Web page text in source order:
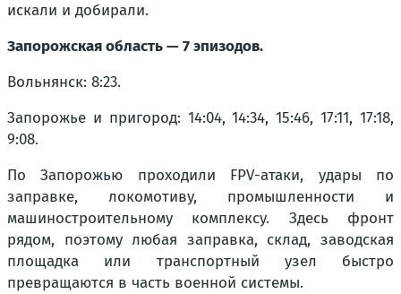
искали и добирали.
Запорожская область — 7 эпизодов.
Вольнянск: 8:23.
Запорожье и пригород: 14:04, 14:34, 15:46, 17:11, 17:18,
9:08.
По Запорожью проходили FPV-атаки, удары по
заправке, локомотиву, промышленности и
машиностроительному комплексу. Здесь фронт
рядом, поэтому любая заправка, склад, заводская
площадка или транспортный узел быстро
превращаются в часть военной системы.